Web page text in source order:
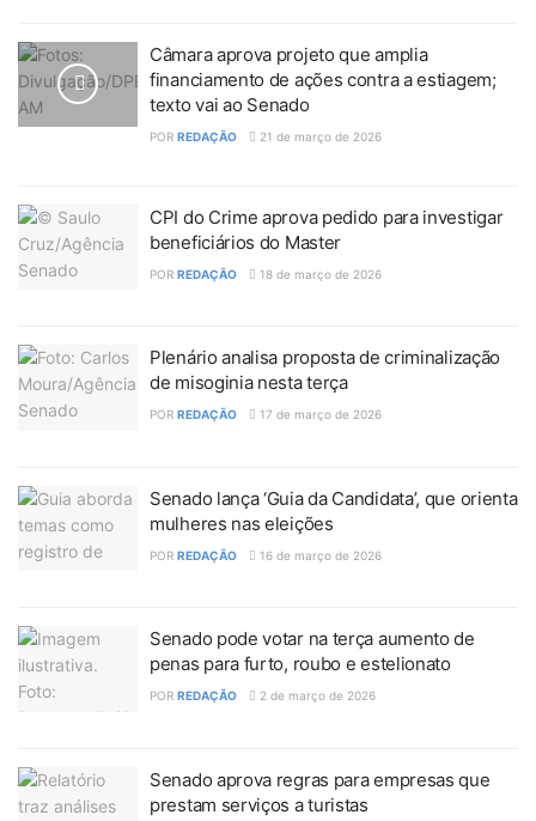
Câmara aprova projeto que amplia
financiamento de ações contra a estiagem;
texto vai ao Senado
POR REDAÇÃO 21 de março de 2026
CPI do Crime aprova pedido para investigar
beneficiários do Master
POR REDAÇÃO 18 de março de 2026
Plenário analisa proposta de criminalização
de misoginia nesta terça
POR REDAÇÃO 17 de março de 2026
Senado lança ‘Guia da Candidata’, que orienta
mulheres nas eleições
POR REDAÇÃO 16 de março de 2026
Senado pode votar na terça aumento de
penas para furto, roubo e estelionato
POR REDAÇÃO 2 de março de 2026
Senado aprova regras para empresas que
prestam serviços a turistas